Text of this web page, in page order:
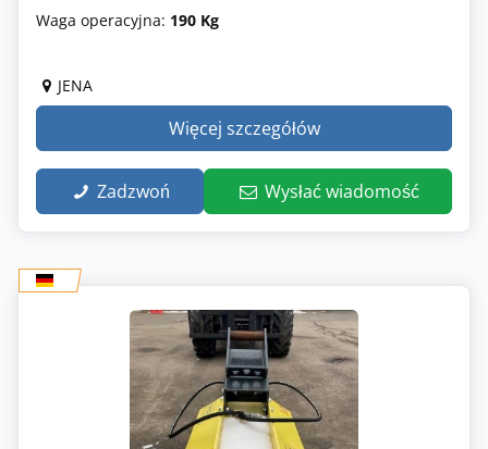
Waga operacyjna: 190 Kg
JENA
Więcej szczegółów
Zadzwoń Wysłać wiadomość